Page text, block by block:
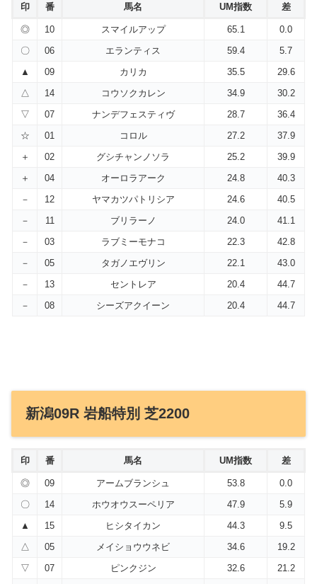
印 番 馬名 UM指数 差
◎ 10 スマイルアップ 65.1
0.0
〇
06 エランティス 59.4
5.7
▲
09 カリカ 35.5
29.6
△
14 コウソクカレン 34.9
30.2
▽
07 ナンデフェスティヴ 28.7
36.4
☆
01 コロル 27.2
37.9
＋
02 グシチャンノソラ 25.2
39.9
＋
04 オーロラアーク 24.8
40.3
－
12 ヤマカツパトリシア 24.6
40.5
－
11 ブリラーノ 24.0
41.1
－
03 ラブミーモナコ 22.3
42.8
－
05 タガノエヴリン 22.1
43.0
－
13 セントレア 20.4
44.7
－
08 シーズアクイーン 20.4 44.7
新潟09R 岩船特別 芝2200
印 番 馬名 UM指数 差
◎ 09 アームブランシュ 53.8
0.0
〇
14 ホウオウスーペリア 47.9
5.9
▲
15 ヒシタイカン 44.3
9.5
△
05 メイショウウネビ 34.6
19.2
▽
07 ピンクジン 32.6
21.2